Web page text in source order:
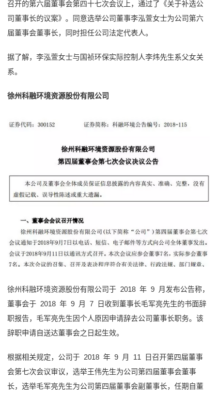
召开的第六届董事会第四十七次会议上，通过了《关于补选公
司董事长的议案》。同意选举公司董事李泓萱女士为公司第六
届董事会董事长，同时担任公司法定代表人。
据了解，李泓萱女士与国祯环保实际控制人李炜先生系父女关
系。
徐州科融环境资源股份有限公司
徐州科融环境资源股份有限公司于 2018 年 9 月发布公告称，
董事会于 2018 年 9 月 7 日收到董事长毛军亮先生的书面辞
职报告，毛军亮先生因个人原因申请辞去公司董事长职务。该
辞职申请自送达董事会之日起生效。
根据相关规定，公司于 2018 年 9 月 11 日召开第四届董事
会第七次会议审议，选举王伟先生为公司第四届董事会董事
长，选举毛军亮先生为公司第四届董事会副董事长，任期自董